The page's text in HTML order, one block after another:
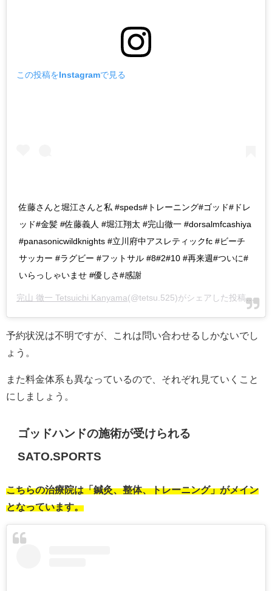
この投稿をInstagramで見る
佐藤さんと堀江さんと私 #speds#トレーニング#ゴッド#ドレ
ッド#金髪 #佐藤義人 #堀江翔太 #完山徹一 #dorsalmfcashiya
#panasonicwildknights #立川府中アスレティックfc #ビーチ
サッカー #ラグビー #フットサル #8#2#10 #再来週#ついに#
いらっしゃいませ #優しさ#感謝
完山 徹一 Tetsuichi Kanyama(@tetsu.525)がシェアした投稿 -
予約状況は不明ですが、これは問い合わせるしかないでし
ょう。
また料金体系も異なっているので、それぞれ見ていくこと
にしましょう。
ゴッドハンドの施術が受けられる
SATO.SPORTS
こちらの治療院は「鍼灸、整体、トレーニング」がメイン
となっています。